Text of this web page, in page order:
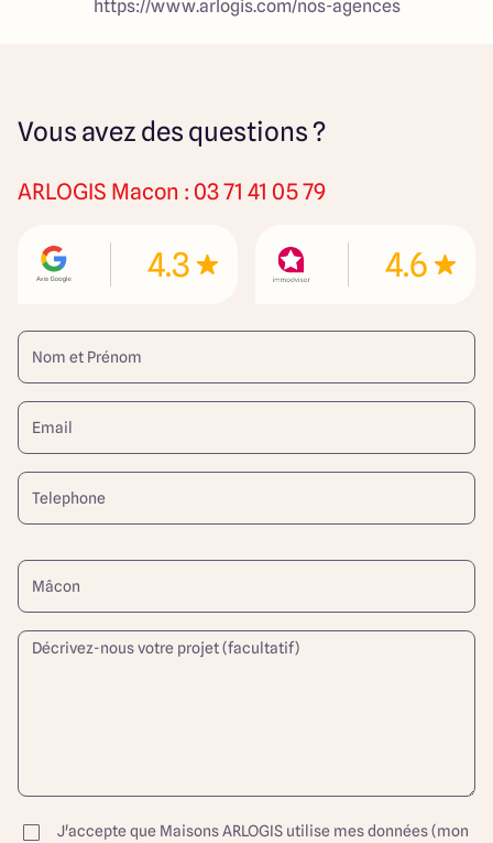
https://www.arlogis.com/nos-agences
Vous avez des questions ?
ARLOGIS Macon : 03 71 41 05 79
4.3 4.6
J'accepte que Maisons ARLOGIS utilise mes données (mon